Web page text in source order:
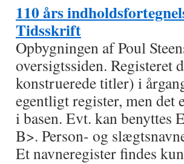
110 års
Tidsskrift
Opbygningen af Poul
oversigtssiden.
konstruerede titler) i
egentligt register, men
i basen. Evt. kan benyttes
B>. Person- og
Et navneregister findes